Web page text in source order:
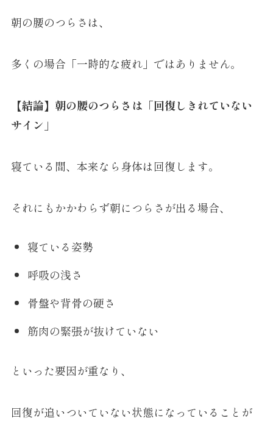
朝の腰のつらさは、
多くの場合「一時的な疲れ」ではありません。
【結論】朝の腰のつらさは「回復しきれていない
サイン」
寝ている間、本来なら身体は回復します。
それにもかかわらず朝につらさが出る場合、
寝ている姿勢
呼吸の浅さ
骨盤や背骨の硬さ
筋肉の緊張が抜けていない
といった要因が重なり、
回復が追いついていない状態になっていることが